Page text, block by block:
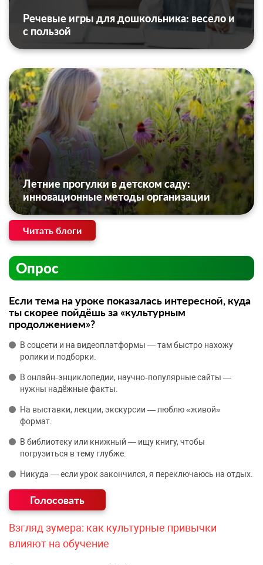
Речевые игры для дошкольника: весело и
с пользой
Летние прогулки в детском саду:
инновационные методы организации
Читать блоги
Опрос
Если тема на уроке показалась интересной, куда
ты скорее пойдёшь за «культурным
продолжением»?
В соцсети и на видеоплатформы — там быстро нахожу
ролики и подборки.
В онлайн‑энциклопедии, научно‑популярные сайты —
нужны надёжные факты.
На выставки, лекции, экскурсии — люблю «живой»
формат.
В библиотеку или книжный — ищу книгу, чтобы
погрузиться в тему глубже.
Никуда — если урок закончился, я переключаюсь на отдых.
Взгляд зумера: как культурные привычки
влияют на обучение